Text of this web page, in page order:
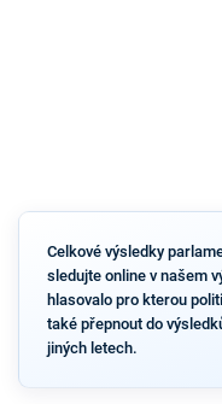
Celkové výsledky
sledujte online v našem
hlasovalo pro kterou
také přepnout do
jiných letech.